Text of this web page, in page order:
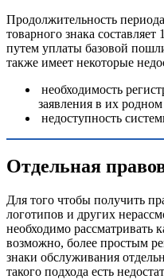
Продолжительность
товарного знака
путем уплаты базовой
также имеет некоторые
необходимость
заявления в их
недоступность
Отдельная
Для того чтобы получить
логотипов и других
необходимо рассматривать
возможно, более простым
знаки обслуживания
такого подхода есть